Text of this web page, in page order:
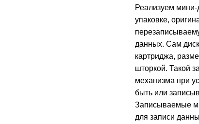
Реализуем мини-
упаковке,
данных. Сам
картриджа,
шторкой. Такой
механизма при
быть или
Записываемые
для записи